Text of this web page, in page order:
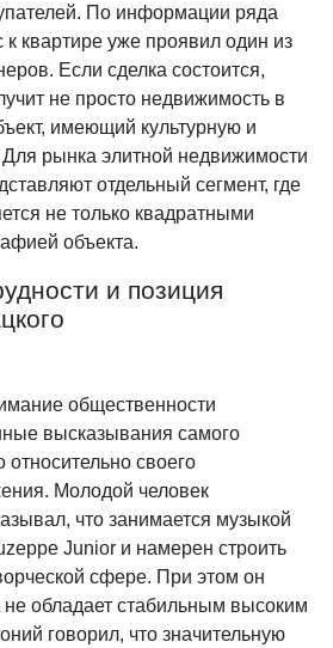
По информации ряда
к квартире уже проявил один из
Если сделка состоится,
не просто недвижимость в
имеющий культурную и
рынка элитной недвижимости
отдельный сегмент, где
не только квадратными
объекта.
и позиция
общественности
высказывания самого
своего
Молодой человек
что занимается музыкой
Junior и намерен строить
сфере. При этом он
не обладает стабильным высоким
говорил, что значительную